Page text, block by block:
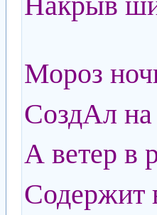
Мороз
СоздАл
А ветер в
Содержит